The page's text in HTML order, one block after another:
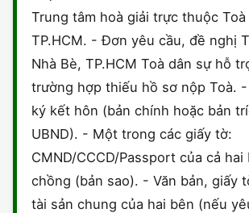
Trung tâm hoà giải trực thuộc Toà
TP.HCM. - Đơn yêu cầu, đề nghị
Nhà Bè, TP.HCM Toà dân sự hỗ
trường hợp thiếu hồ sơ nộp Toà. -
ký kết hôn (bản chính hoặc bản
UBND). - Một trong các giấy tờ:
CMND/CCCD/Passport của cả hai
chồng (bản sao). - Văn bản, giấy
tài sản chung của hai bên (nếu